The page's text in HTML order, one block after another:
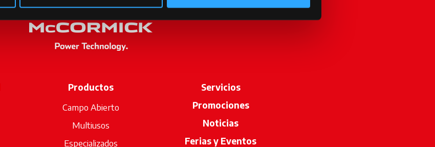
Productos
Campo Abierto
Multiusos
Especializados
Servicios
Promociones
Noticias
Ferias y Eventos